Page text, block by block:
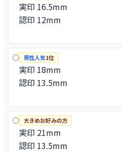
実印 16.5mm
認印 12mm
男性人気1位
実印 18mm
認印 13.5mm
大きめお好みの方
実印 21mm
認印 13.5mm